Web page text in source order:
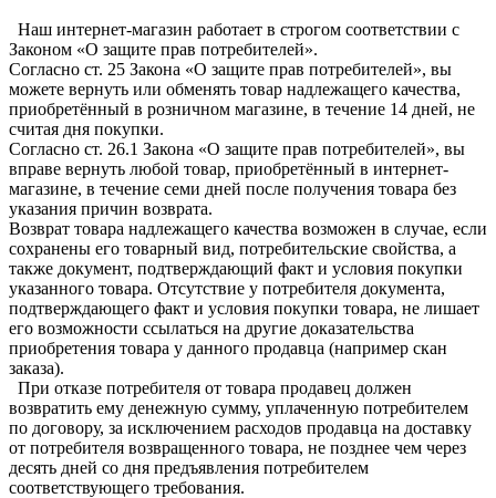
Наш интернет-магазин работает в строгом соответствии с
Законом «О защите прав потребителей».
Согласно ст. 25 Закона «О защите прав потребителей», вы
можете вернуть или обменять товар надлежащего качества,
приобретённый в розничном магазине, в течение 14 дней, не
считая дня покупки.
Согласно ст. 26.1 Закона «О защите прав потребителей», вы
вправе вернуть любой товар, приобретённый в интернет-
магазине, в течение семи дней после получения товара без
указания причин возврата.
Возврат товара надлежащего качества возможен в случае, если
сохранены его товарный вид, потребительские свойства, а
также документ, подтверждающий факт и условия покупки
указанного товара. Отсутствие у потребителя документа,
подтверждающего факт и условия покупки товара, не лишает
его возможности ссылаться на другие доказательства
приобретения товара у данного продавца (например скан
заказа).
При отказе потребителя от товара продавец должен
возвратить ему денежную сумму, уплаченную потребителем
по договору, за исключением расходов продавца на доставку
от потребителя возвращенного товара, не позднее чем через
десять дней со дня предъявления потребителем
соответствующего требования.